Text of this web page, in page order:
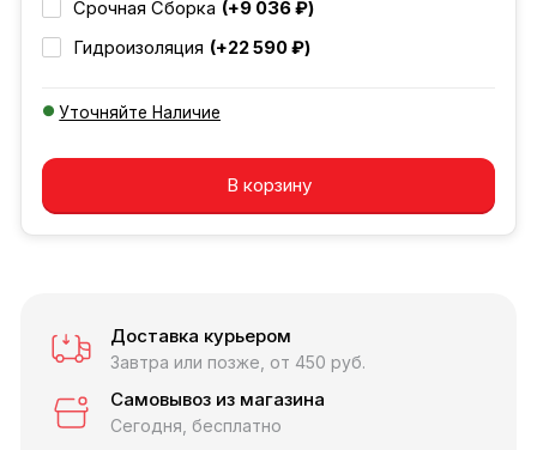
Срочная Сборка (+9 036 ₽)
Гидроизоляция (+22 590 ₽)
Уточняйте Наличие
Добавляется...
В корзину
Доставка курьером
Завтра или позже, от 450 руб.
Самовывоз из магазина
Сегодня, бесплатно